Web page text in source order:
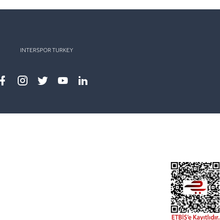
INTERSPOR TURKEY